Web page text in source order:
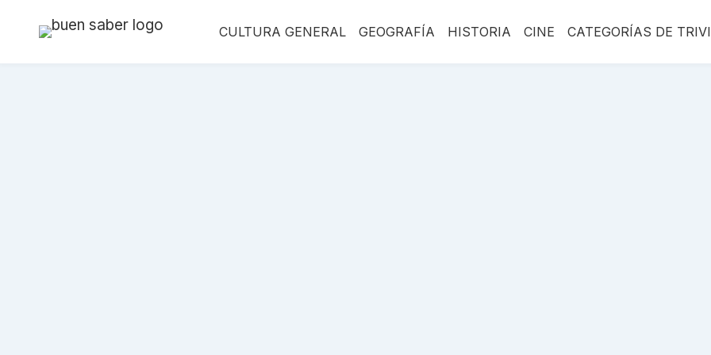
CULTURA GENERAL GEOGRAFÍA HISTORIA CINE CATEGORÍAS DE